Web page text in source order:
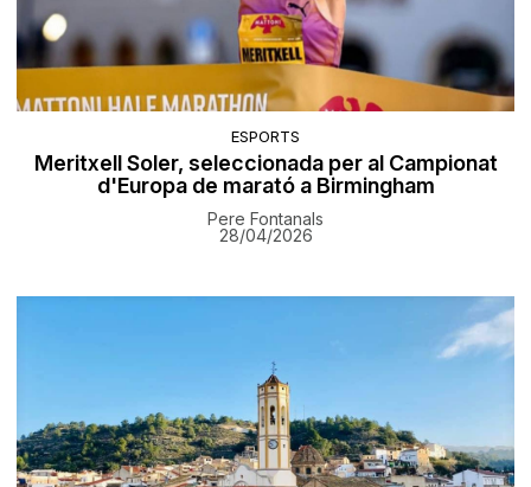
ESPORTS
Meritxell Soler, seleccionada per al Campionat
d'Europa de marató a Birmingham
Pere Fontanals
28/04/2026